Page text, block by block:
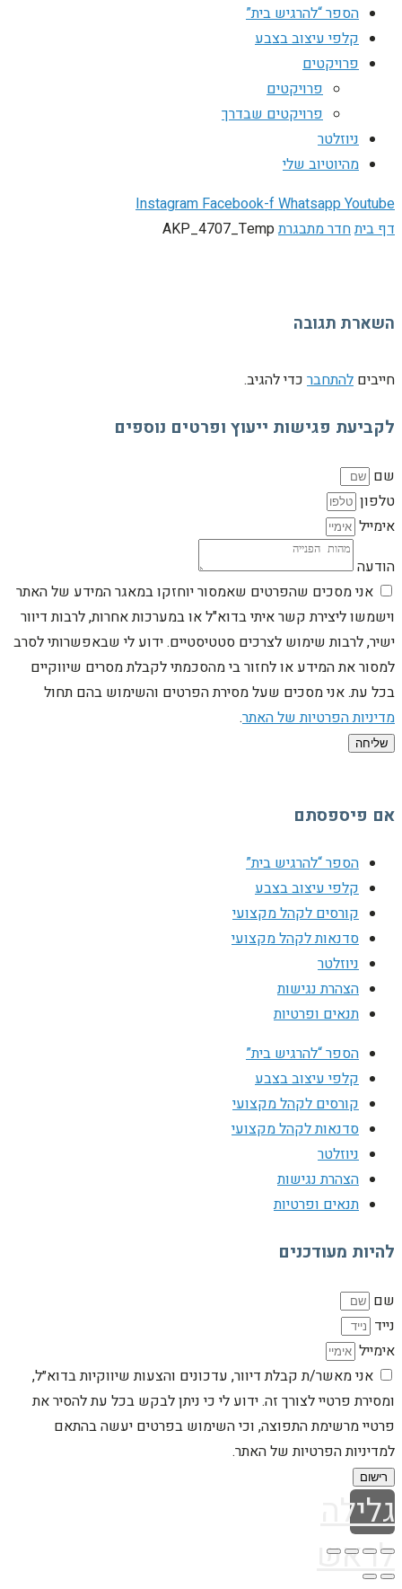
הספר “להרגיש בית”
קלפי עיצוב בצבע
פרויקטים
פרויקטים
פרויקטים שבדרך
ניוזלטר
מהיוטיוב שלי
InstagramFacebook-fWhatsappYoutube
דף ביתחדר מתבגרתAKP_4707_Temp
השארת תגובה
חייבים להתחבר כדי להגיב.
לקביעת פגישות ייעוץ ופרטים נוספים
שם
טלפון
אימייל
הודעה
אני מסכים שהפרטים שאמסור יוחזקו במאגר המידע של האתר
וישמשו ליצירת קשר איתי בדוא"ל או במערכות אחרות, לרבות דיוור
ישיר, לרבות שימוש לצרכים סטטיסטיים. ידוע לי שבאפשרותי לסרב
למסור את המידע או לחזור בי מהסכמתי לקבלת מסרים שיווקיים
בכל עת. אני מסכים שעל מסירת הפרטים והשימוש בהם תחול
מדיניות הפרטיות של האתר.
שליחה
אם פיספסתם
הספר “להרגיש בית”
קלפי עיצוב בצבע
קורסים לקהל מקצועי
סדנאות לקהל מקצועי
ניוזלטר
הצהרת נגישות
תנאים ופרטיות
הספר “להרגיש בית”
קלפי עיצוב בצבע
קורסים לקהל מקצועי
סדנאות לקהל מקצועי
ניוזלטר
הצהרת נגישות
תנאים ופרטיות
להיות מעודכנים
שם
נייד
אימייל
אני מאשר/ת קבלת דיוור, עדכונים והצעות שיווקיות בדוא״ל,
ומסירת פרטיי לצורך זה. ידוע לי כי ניתן לבקש בכל עת להסיר את
פרטיי מרשימת התפוצה, וכי השימוש בפרטים יעשה בהתאם
למדיניות הפרטיות של האתר.
רישום
גלילה
לראש